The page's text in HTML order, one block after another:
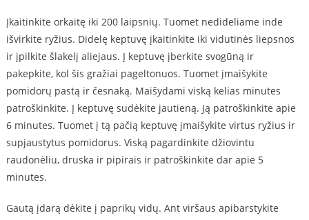
Įkaitinkite orkaitę iki 200 laipsnių. Tuomet nedideliame inde
išvirkite ryžius. Didelę keptuvę įkaitinkite iki vidutinės liepsnos
ir įpilkite šlakelį aliejaus. Į keptuvę įberkite svogūną ir
pakepkite, kol šis gražiai pageltonuos. Tuomet įmaišykite
pomidorų pastą ir česnaką. Maišydami viską kelias minutes
patroškinkite. Į keptuvę sudėkite jautieną. Ją patroškinkite apie
6 minutes. Tuomet į tą pačią keptuvę įmaišykite virtus ryžius ir
supjaustytus pomidorus. Viską pagardinkite džiovintu
raudonėliu, druska ir pipirais ir patroškinkite dar apie 5
minutes.
Gautą įdarą dėkite į paprikų vidų. Ant viršaus apibarstykite